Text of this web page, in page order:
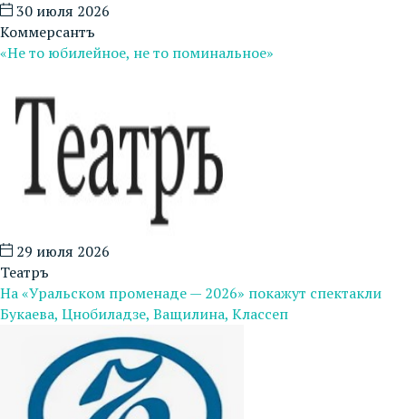
30 июля 2026
Коммерсантъ
«Не то юбилейное, не то поминальное»
29 июля 2026
Театръ
На «Уральском променаде — 2026» покажут спектакли
Букаева, Цнобиладзе, Ващилина, Классеп